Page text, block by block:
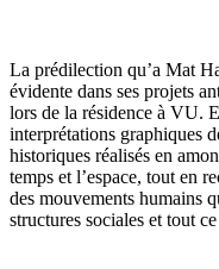
La prédilection qu’a Mat
évidente dans ses projets
lors de la résidence à VU.
interprétations graphiques
historiques réalisés en
temps et l’espace, tout en
des mouvements humains
structures sociales et tout